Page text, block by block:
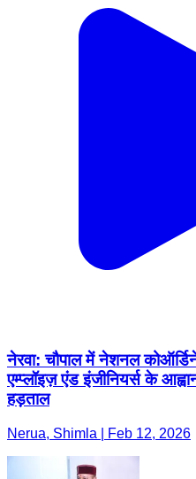
नेरवा: चौपाल में नेशनल
एम्प्लॉइज़ एंड इंजीनियर्स के
हड़ताल
Nerua, Shimla | Feb 12, 2026